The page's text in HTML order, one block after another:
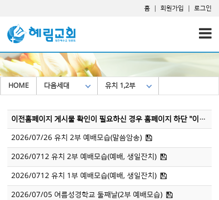
홈 회원가입 로그인
HOME 다음세대 유치 1,2부
이전홈페이지 게시물 확인이 필요하신 경우 홈페이지 하단 "이전홈페이지"를 클릭하시면 이동됩니다
2026/07/26 유치 2부 예배모습(말씀암송)
2026/0712 유치 2부 예배모습(예배, 생일잔치)
2026/0712 유치 1부 예배모습(예배, 생일잔치)
2026/07/05 여름성경학교 둘째날(2부 예배모습)